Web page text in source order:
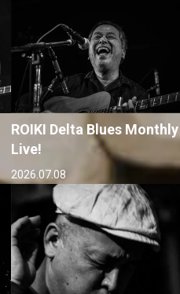
ROIKI Delta Blues Monthly
Live!
2026.07.08